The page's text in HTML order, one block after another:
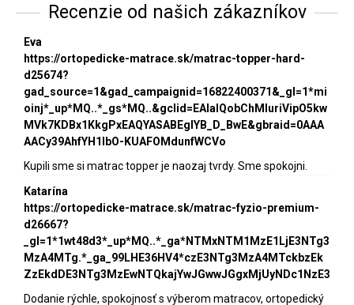
Recenzie od našich zákazníkov
Eva
https://ortopedicke-matrace.sk/matrac-topper-hard-
d25674?
gad_source=1&gad_campaignid=16822400371&_gl=1*mi
oinj*_up*MQ..*_gs*MQ..&gclid=EAIaIQobChMIuriVipO5kw
MVk7KDBx1KkgPxEAQYASABEgIYB_D_BwE&gbraid=0AAA
AACy39AhfYH1lbO-KUAFOMdunfWCVo
Kupili sme si matrac topper je naozaj tvrdy. Sme spokojni.
Katarína
https://ortopedicke-matrace.sk/matrac-fyzio-premium-
d26667?
_gl=1*1wt48d3*_up*MQ..*_ga*NTMxNTM1MzE1LjE3NTg3
MzA4MTg.*_ga_99LHE36HV4*czE3NTg3MzA4MTckbzEk
ZzEkdDE3NTg3MzEwNTQkajYwJGwwJGgxMjUyNDc1NzE3
Dodanie rýchle, spokojnosť s výberom matracov, ortopedický